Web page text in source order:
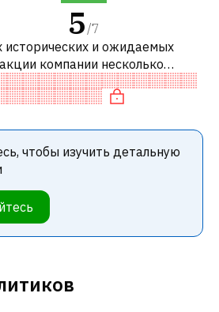
5 /7
исторических и ожидаемых
компании несколько
с аналогичными
акция компании раз
чтобы изучить детальную